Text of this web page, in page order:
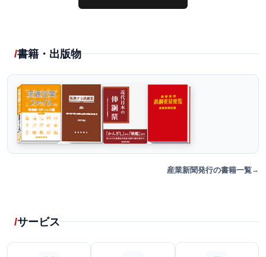
書籍・出版物
産業新聞発行の書籍一覧
サービス